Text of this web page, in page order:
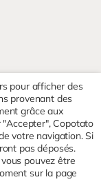
pour afficher des
provenant des
grâce aux
"Accepter", Copotato
votre navigation. Si
pas déposés.
pouvez être
sur la page